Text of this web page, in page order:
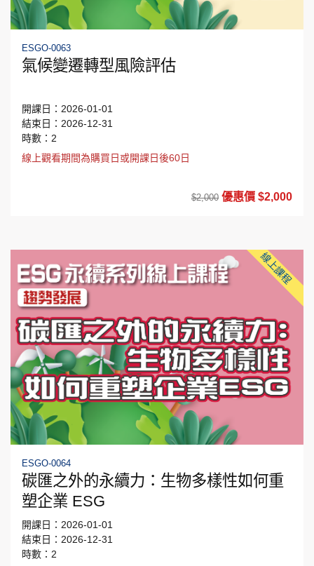
ESGO-0063
氣候變遷轉型風險評估
開課日：2026-01-01
結束日：2026-12-31
時數：2
線上觀看期間為購買日或開課日後60日
$2,000 優惠價 $2,000
線上課程
ESGO-0064
碳匯之外的永續力：生物多樣性如何重
塑企業 ESG
開課日：2026-01-01
結束日：2026-12-31
時數：2